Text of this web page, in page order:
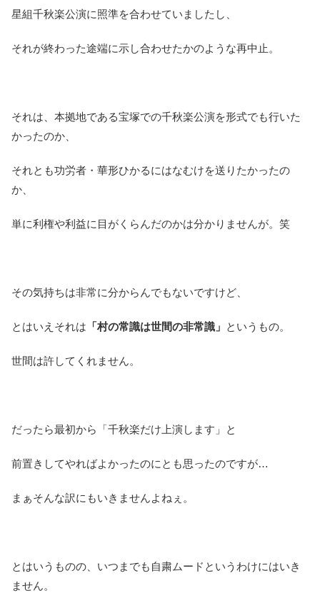
星組千秋楽公演に照準を合わせていましたし、
それが終わった途端に示し合わせたかのような再中止。
それは、本拠地である宝塚での千秋楽公演を形式でも行いた
かったのか、
それとも功労者・華形ひかるにはなむけを送りたかったの
か、
単に利権や利益に目がくらんだのかは分かりませんが。笑
その気持ちは非常に分からんでもないですけど、
とはいえそれは 「村の常識は世間の非常識」 というもの。
世間は許してくれません。
だったら最初から「千秋楽だけ上演します」と
前置きしてやればよかったのにとも思ったのですが…
まぁそんな訳にもいきませんよねぇ。
とはいうものの、いつまでも自粛ムードというわけにはいき
ません。